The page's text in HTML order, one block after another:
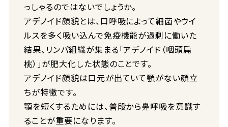
っしゃるのではないでしょうか。
アデノイド顔貌とは、口呼吸によって細菌やウイ
ルスを多く吸い込んで免疫機能が過剰に働いた
結果、リンパ組織が集まる「アデノイド（咽頭扁
桃）」が肥大化した状態のことです。
アデノイド顔貌は口元が出ていて顎がない顔立
ちが特徴です。
顎を短くするためには、普段から鼻呼吸を意識す
ることが重要になります。